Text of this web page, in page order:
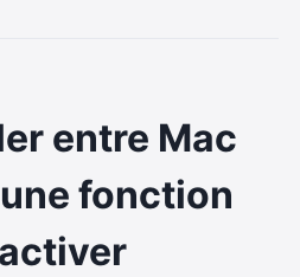
entre Mac
fonction